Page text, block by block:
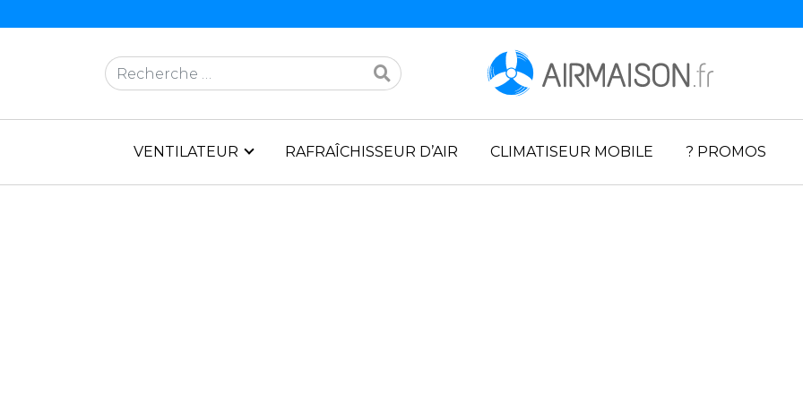
Rechercher
VENTILATEUR RAFRAÎCHISSEUR D’AIR CLIMATISEUR MOBILE ? PROMOS